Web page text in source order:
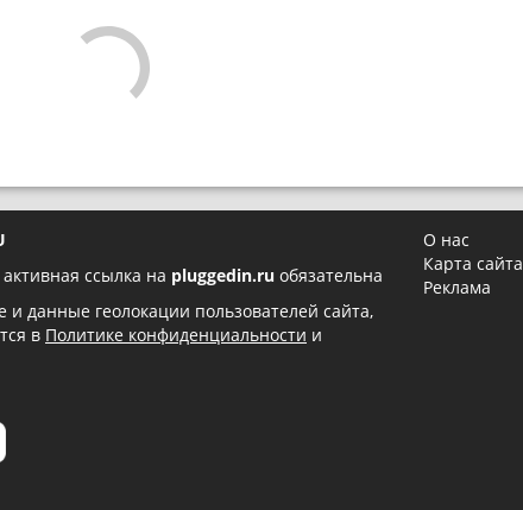
ссылка на pluggedin.ru обязательна
и данные геолокации пользователей сайта,
в Политике конфиденциальности и
О нас
Карта сайта
Реклама